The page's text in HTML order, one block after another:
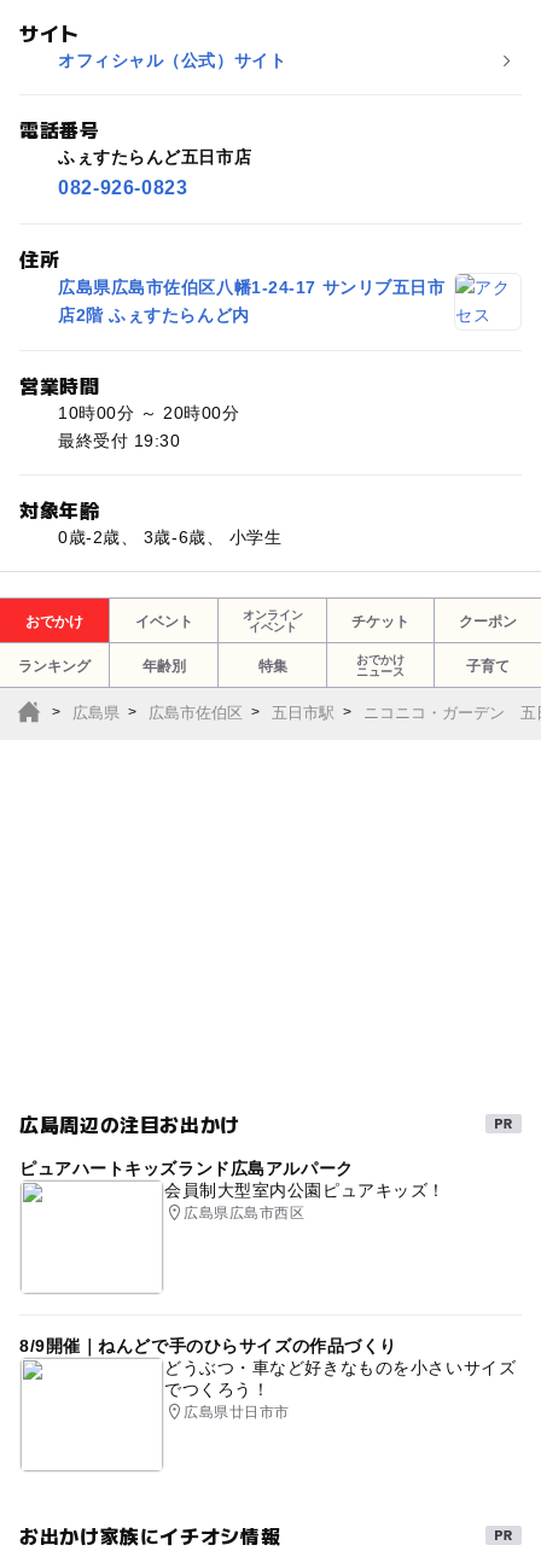
サイト
オフィシャル（公式）サイト
電話番号
ふぇすたらんど五日市店
082-926-0823
住所
広島県広島市佐伯区八幡1-24-17 サンリブ五日市
店2階 ふぇすたらんど内
営業時間
10時00分 ～ 20時00分
最終受付 19:30
対象年齢
0歳-2歳、 3歳-6歳、 小学生
おでかけ イベント
オンライン
イベント
チケット クーポン
ランキング 年齢別 特集
おでかけ
ニュース
子育て
広島県 広島市佐伯区 五日市駅 ニコニコ・ガーデン 五
広島周辺の注目お出かけ
ピュアハートキッズランド広島アルパーク
会員制大型室内公園ピュアキッズ！
広島県広島市西区
8/9開催｜ねんどで手のひらサイズの作品づくり
どうぶつ・車など好きなものを小さいサイズ
でつくろう！
広島県廿日市市
お出かけ家族にイチオシ情報